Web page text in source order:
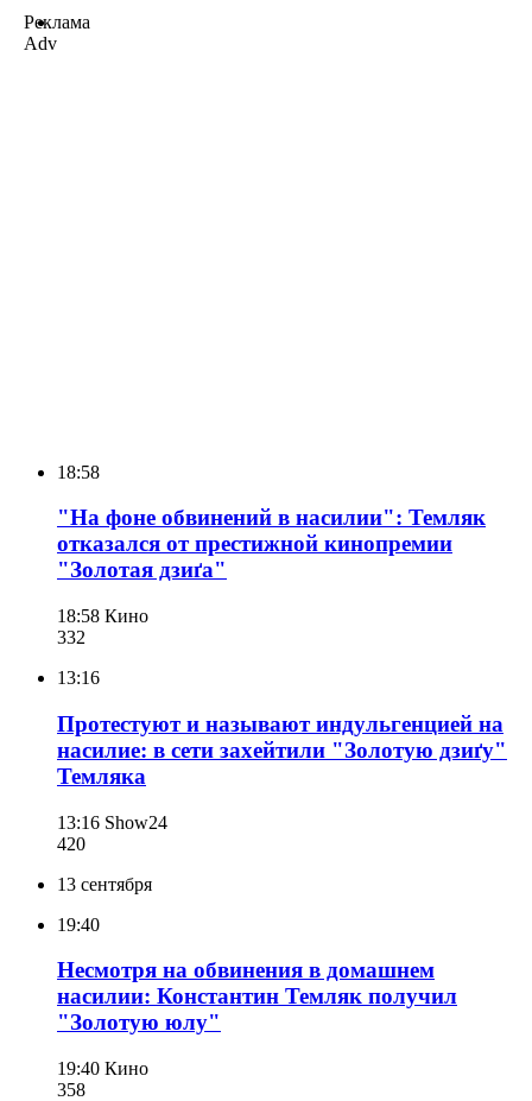
Реклама
Adv
18:58
"На фоне обвинений в насилии": Темляк
отказался от престижной кинопремии
"Золотая дзиґа"
18:58 Кино
332
13:16
Протестуют и называют индульгенцией на
насилие: в сети захейтили "Золотую дзиґу"
Темляка
13:16 Show24
420
13 сентября
19:40
Несмотря на обвинения в домашнем
насилии: Константин Темляк получил
"Золотую юлу"
19:40 Кино
358